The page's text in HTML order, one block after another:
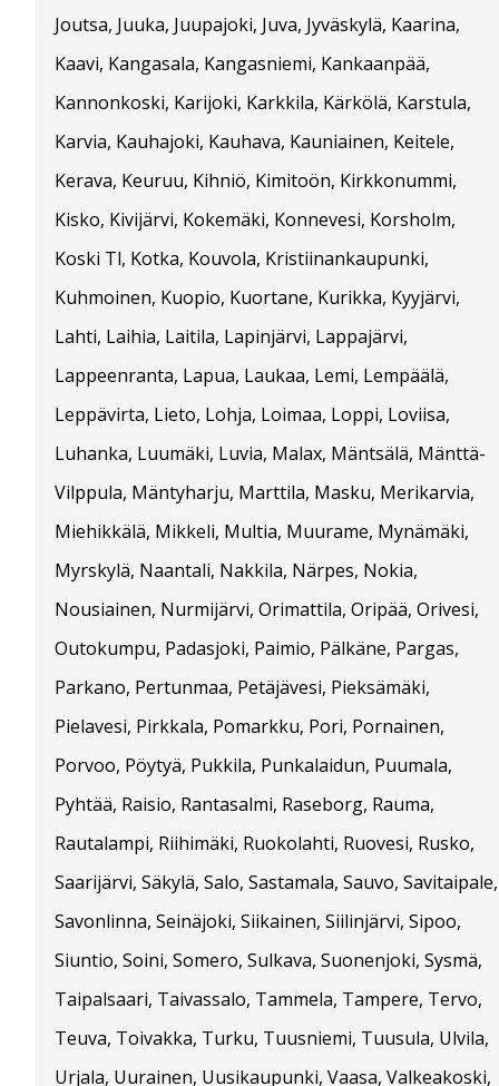
Joutsa, Juuka, Juupajoki, Juva, Jyväskylä, Kaarina,
Kaavi, Kangasala, Kangasniemi, Kankaanpää,
Kannonkoski, Karijoki, Karkkila, Kärkölä, Karstula,
Karvia, Kauhajoki, Kauhava, Kauniainen, Keitele,
Kerava, Keuruu, Kihniö, Kimitoön, Kirkkonummi,
Kisko, Kivijärvi, Kokemäki, Konnevesi, Korsholm,
Koski Tl, Kotka, Kouvola, Kristiinankaupunki,
Kuhmoinen, Kuopio, Kuortane, Kurikka, Kyyjärvi,
Lahti, Laihia, Laitila, Lapinjärvi, Lappajärvi,
Lappeenranta, Lapua, Laukaa, Lemi, Lempäälä,
Leppävirta, Lieto, Lohja, Loimaa, Loppi, Loviisa,
Luhanka, Luumäki, Luvia, Malax, Mäntsälä, Mänttä-
Vilppula, Mäntyharju, Marttila, Masku, Merikarvia,
Miehikkälä, Mikkeli, Multia, Muurame, Mynämäki,
Myrskylä, Naantali, Nakkila, Närpes, Nokia,
Nousiainen, Nurmijärvi, Orimattila, Oripää, Orivesi,
Outokumpu, Padasjoki, Paimio, Pälkäne, Pargas,
Parkano, Pertunmaa, Petäjävesi, Pieksämäki,
Pielavesi, Pirkkala, Pomarkku, Pori, Pornainen,
Porvoo, Pöytyä, Pukkila, Punkalaidun, Puumala,
Pyhtää, Raisio, Rantasalmi, Raseborg, Rauma,
Rautalampi, Riihimäki, Ruokolahti, Ruovesi, Rusko,
Saarijärvi, Säkylä, Salo, Sastamala, Sauvo, Savitaipale,
Savonlinna, Seinäjoki, Siikainen, Siilinjärvi, Sipoo,
Siuntio, Soini, Somero, Sulkava, Suonenjoki, Sysmä,
Taipalsaari, Taivassalo, Tammela, Tampere, Tervo,
Teuva, Toivakka, Turku, Tuusniemi, Tuusula, Ulvila,
Urjala, Uurainen, Uusikaupunki, Vaasa, Valkeakoski,